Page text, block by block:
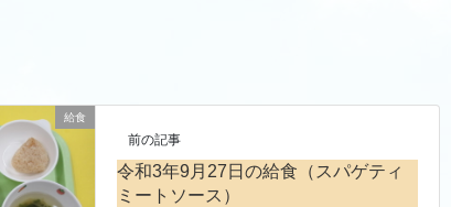
給食
前の記事
令和3年9月27日の給食（スパゲティ
ミートソース）